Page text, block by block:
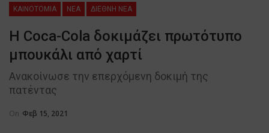
ΚΑΙΝΟΤΟΜΙΑ NEA ΔΙΕΘΝΗ ΝΕΑ
Η Coca-Cola δοκιμάζει πρωτότυπο
μπουκάλι από χαρτί
Ανακοίνωσε την επερχόμενη δοκιμή της
πατέντας
On Φεβ 15, 2021